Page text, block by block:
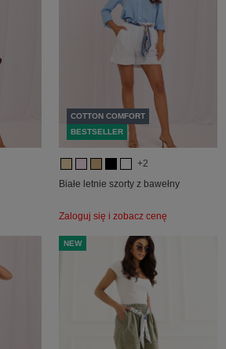
COTTON COMFORT
BESTSELLER
+2
Białe letnie szorty z bawełny
Zaloguj się i zobacz cenę
NEW